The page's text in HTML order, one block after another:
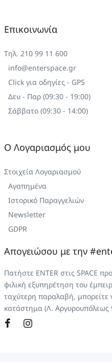
Επικοινωνία
Τηλ. 210 99 11 600
info@enterspace.gr
Click για οδηγίες - GPS
Δευ - Παρ (09:30 - 19:00)
Σάββατο (09:30 - 14:00)
Ο Λογαριασμός μου
Στοιχεία Λογαριασμού
Αγαπημένα
Ιστορικό Παραγγελιών
Newsletter
GDPR
Απογειώσου με την
Πατήστε ENTER στις SPACE
φιλική εξυπηρέτηση του
ταχύτερη παραλαβή, μπορείτε
κατάστημα (Λ. Αργυρουπόλεως